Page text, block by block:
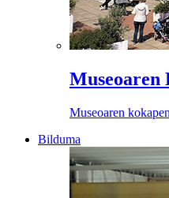
Museoaren
Museoaren
Bilduma